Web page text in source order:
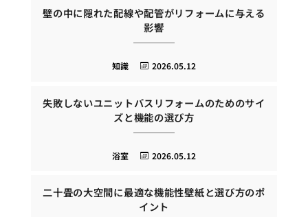
壁の中に隠れた配線や配管がリフォームに与える
影響
2026.05.12
知識
失敗しないユニットバスリフォームのためのサイ
ズと機能の選び方
2026.05.12
浴室
二十畳の大空間に最適な機能性壁紙と選び方のポ
イント